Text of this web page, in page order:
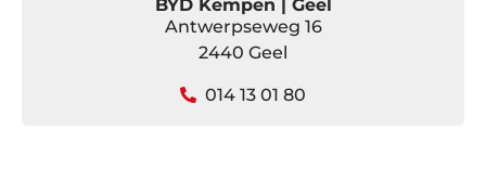
BYD Kempen | Geel
Antwerpseweg 16
2440 Geel
014 13 01 80